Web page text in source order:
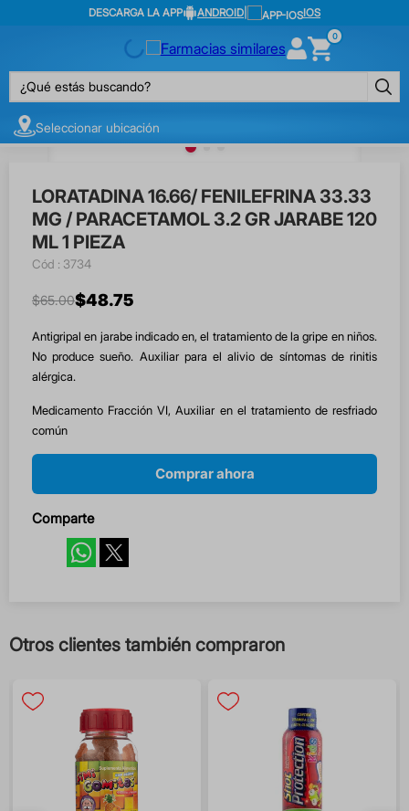
DESCARGA LA APP ANDROID IOS
0
¿Qué estás buscando?
Seleccionar ubicación
LORATADINA 16.66/ FENILEFRINA 33.33
MG / PARACETAMOL 3.2 GR JARABE 120
ML 1 PIEZA
: 3734
$65.00$48.75
Antigripal en jarabe indicado en, el tratamiento de la gripe en niños.
No produce sueño. Auxiliar para el alivio de síntomas de rinitis
alérgica.
Medicamento Fracción VI, Auxiliar en el tratamiento de resfriado
común
Comprar ahora
Comparte
Otros clientes también compraron